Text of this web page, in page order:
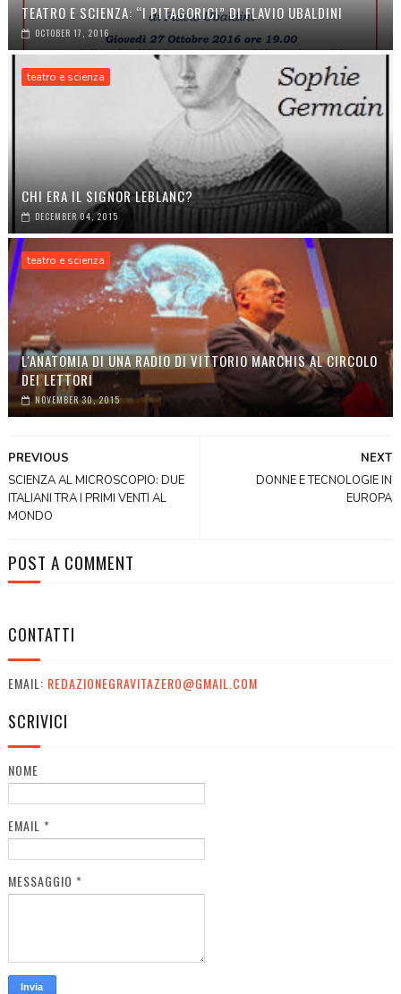
TEATRO E SCIENZA: “I PITAGORICI” DI FLAVIO UBALDINI
OCTOBER 17, 2016
teatro e scienza
CHI ERA IL SIGNOR LEBLANC?
DECEMBER 04, 2015
teatro e scienza
L'ANATOMIA DI UNA RADIO DI VITTORIO MARCHIS AL CIRCOLO
DEI LETTORI
NOVEMBER 30, 2015
NEXT
DONNE E TECNOLOGIE IN
EUROPA
PREVIOUS
SCIENZA AL MICROSCOPIO: DUE
ITALIANI TRA I PRIMI VENTI AL
MONDO
POST A COMMENT
CONTATTI
EMAIL: REDAZIONEGRAVITAZERO@GMAIL.COM
SCRIVICI
NOME
EMAIL *
MESSAGGIO *